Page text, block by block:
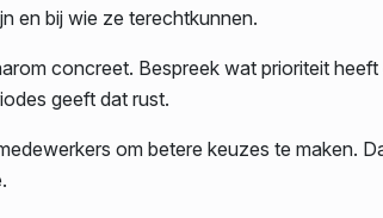
en bij wie ze terechtkunnen.
concreet. Bespreek wat prioriteit
geeft dat rust.
om betere keuzes te maken.